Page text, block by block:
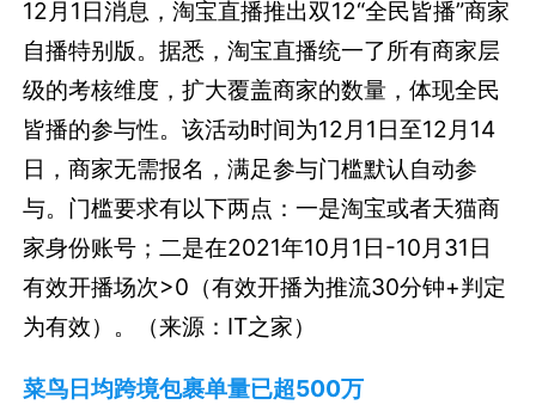
12月1日消息，淘宝直播推出双12“全民皆播”商家
自播特别版。据悉，淘宝直播统一了所有商家层
级的考核维度，扩大覆盖商家的数量，体现全民
皆播的参与性。该活动时间为12月1日至12月14
日，商家无需报名，满足参与门槛默认自动参
与。门槛要求有以下两点：一是淘宝或者天猫商
家身份账号；二是在2021年10月1日-10月31日
有效开播场次>0（有效开播为推流30分钟+判定
为有效）。（来源：IT之家）
菜鸟日均跨境包裹单量已超500万